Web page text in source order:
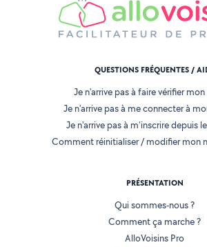
QUESTIONS FRÉQUENTES /
Je n'arrive pas à faire vérifier
Je n'arrive pas à me connecter à
Je n'arrive pas à m'inscrire depuis
Comment réinitialiser / modifier mon
PRÉSENTATION
Qui sommes-nous ?
Comment ça marche ?
AlloVoisins Pro